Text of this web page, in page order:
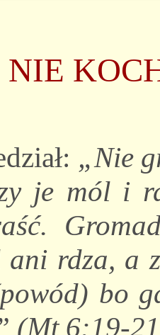
NIE
„Nie
je mól i
ani rdza, a
bo
(Mt 6:19-